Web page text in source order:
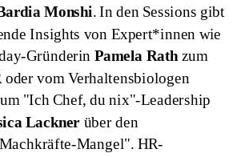
Monshi. In den Sessions gibt
Insights von Expert*innen wie
Gründerin Pamela Rathzum
oder vom Verhaltensbiologen
"Ich Chef, du nix"-Leadership
Lackner über den
Mangel". HR-